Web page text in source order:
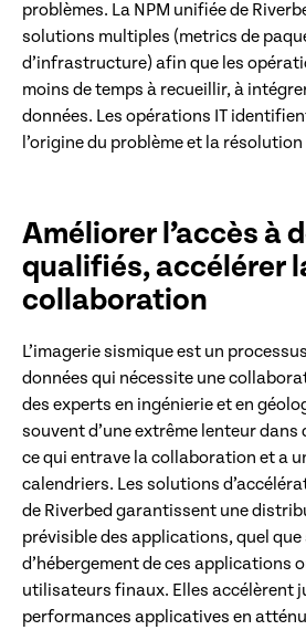
problèmes. La NPM unifiée de
solutions multiples (metrics de
d’infrastructure) afin que les
moins de temps à recueillir, à
données. Les opérations IT
l’origine du problème et la
Améliorer l’accès à
qualifiés, accélérer
collaboration
L’imagerie sismique est un
données qui nécessite une
des experts en ingénierie et en
souvent d’une extrême lenteur
ce qui entrave la collaboration et a
calendriers. Les solutions
de Riverbed garantissent une
prévisible des applications, quel que
d’hébergement de ces applications
utilisateurs finaux. Elles accélèrent
performances applicatives en